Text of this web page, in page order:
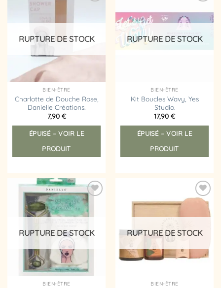
RUPTURE DE STOCK
BIEN-ÊTRE
Charlotte de Douche Rose,
Danielle Créations.
7,90 €
ÉPUISÉ – VOIR LE
PRODUIT
liste
RUPTURE DE STOCK
BIEN-ÊTRE
Kit Boucles Wavy, Yes
Studio.
17,90 €
ÉPUISÉ – VOIR LE
PRODUIT
Ajouter
à la
liste
RUPTURE DE STOCK
BIEN-ÊTRE
Ajouter
liste
RUPTURE DE STOCK
BIEN-ÊTRE